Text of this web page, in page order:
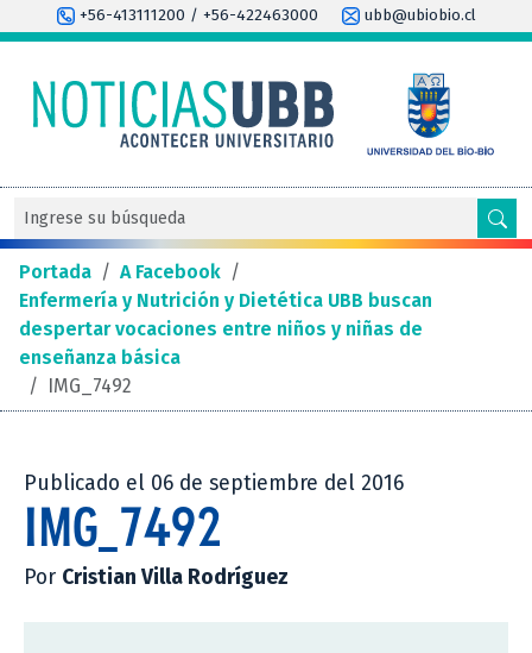
+56-413111200 / +56-422463000 ubb@ubiobio.cl
Portada / A Facebook /
Enfermería y Nutrición y Dietética UBB buscan
despertar vocaciones entre niños y niñas de
enseñanza básica
/ IMG_7492
Publicado el 06 de septiembre del 2016
IMG_7492
Por Cristian Villa Rodríguez